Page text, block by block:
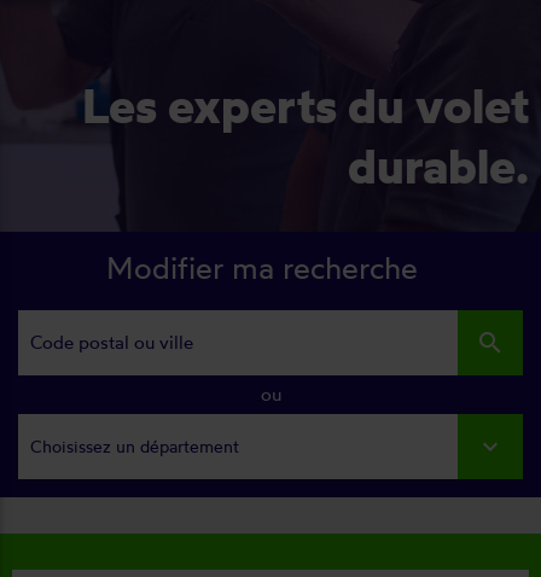
Les experts du volet
durable.
Modifier ma recherche
search
ou
Choisissez un département